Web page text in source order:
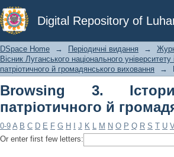
Digital Repository of
Browsing 3. Історичні
виховання by Subject
DSpace Home → Періодичні видання →
Вісник Луганського національного
патріотичного й громадянського виховання
→
Browsing 3.
патріотичного й
0-9 A B C D E F G H J K L M N O P Q R S T U
Or enter first few letters: